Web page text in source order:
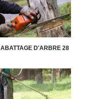
ABATTAGE D'ARBRE 28